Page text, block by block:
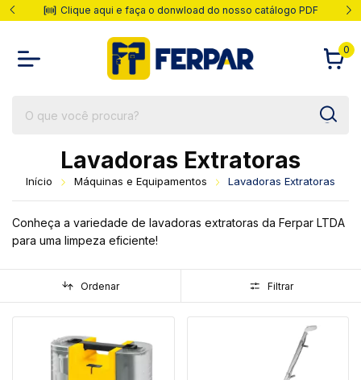
Clique aqui e faça o donwload do nosso catálogo PDF
0
Lavadoras Extratoras
Início Máquinas e Equipamentos Lavadoras Extratoras
Conheça a variedade de lavadoras extratoras da Ferpar LTDA
para uma limpeza eficiente!
Ordenar Filtrar